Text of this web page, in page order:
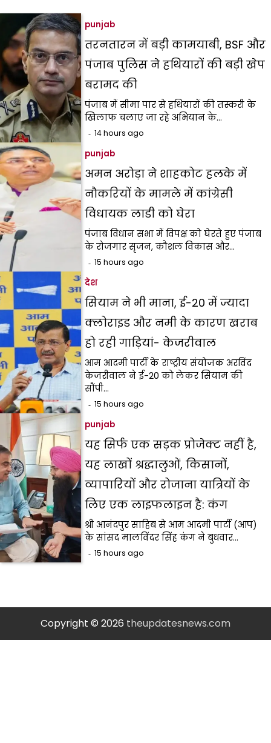
punjab
तरनतारन में बड़ी कामयाबी, BSF और
पंजाब पुलिस ने हथियारों की बड़ी खेप
बरामद की
पंजाब में सीमा पार से हथियारों की तस्करी के
खिलाफ चलाए जा रहे अभियान के…
14 hours ago
punjab
अमन अरोड़ा ने शाहकोट हलके में
नौकरियों के मामले में कांग्रेसी
विधायक लाडी को घेरा
पंजाब विधान सभा में विपक्ष को घेरते हुए पंजाब
के रोजगार सृजन, कौशल विकास और…
15 hours ago
देश
सियाम ने भी माना, ई-20 में ज्यादा
क्लोराइड और नमी के कारण खराब
हो रही गाड़ियां- केजरीवाल
आम आदमी पार्टी के राष्ट्रीय संयोजक अरविंद
केजरीवाल ने ई-20 को लेकर सियाम की
सौंपी…
15 hours ago
punjab
यह सिर्फ एक सड़क प्रोजेक्ट नहीं है,
यह लाखों श्रद्धालुओं, किसानों,
व्यापारियों और रोजाना यात्रियों के
लिए एक लाइफलाइन है: कंग
श्री आनंदपुर साहिब से आम आदमी पार्टी (आप)
के सांसद मालविंदर सिंह कंग ने बुधवार…
15 hours ago
Copyright © 2026 theupdatesnews.com